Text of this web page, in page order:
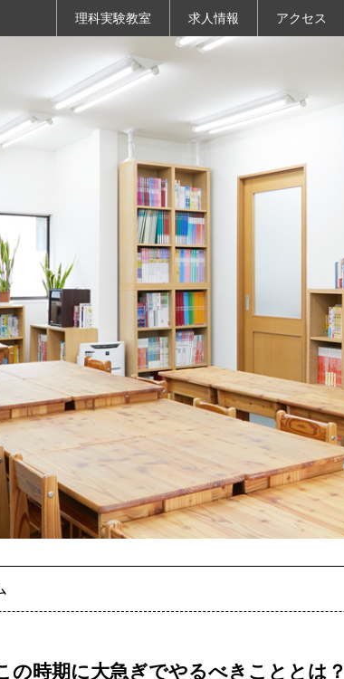
理科実験教室 求人情報 アクセス
の時期に大急ぎでやるべきこととは？